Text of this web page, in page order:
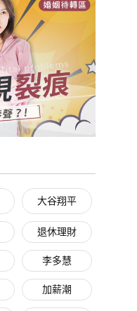
大谷翔平
退休理財
李多慧
加薪潮